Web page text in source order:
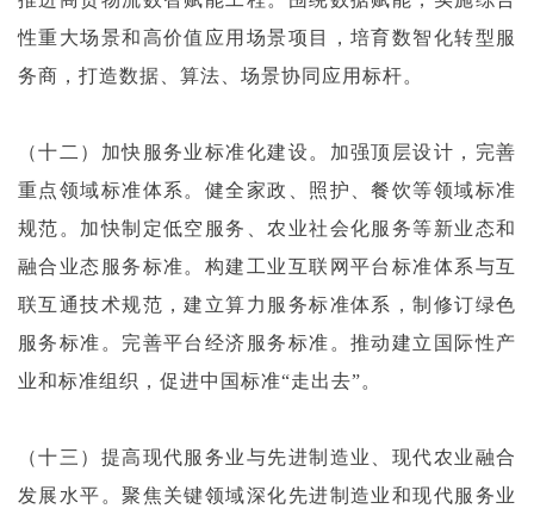
性重大场景和高价值应用场景项目，培育数智化转型服
务商，打造数据、算法、场景协同应用标杆。
（十二）加快服务业标准化建设。加强顶层设计，完善
重点领域标准体系。健全家政、照护、餐饮等领域标准
规范。加快制定低空服务、农业社会化服务等新业态和
融合业态服务标准。构建工业互联网平台标准体系与互
联互通技术规范，建立算力服务标准体系，制修订绿色
服务标准。完善平台经济服务标准。推动建立国际性产
业和标准组织，促进中国标准“走出去”。
（十三）提高现代服务业与先进制造业、现代农业融合
发展水平。聚焦关键领域深化先进制造业和现代服务业